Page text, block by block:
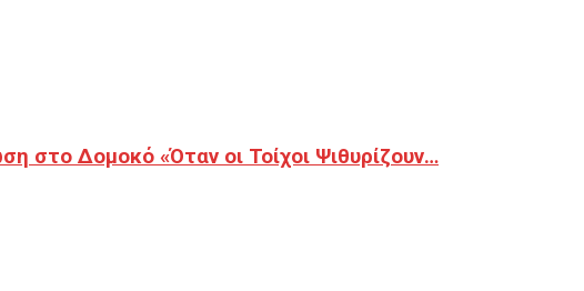
στο Δομοκό «Όταν οι Τοίχοι Ψιθυρίζουν…